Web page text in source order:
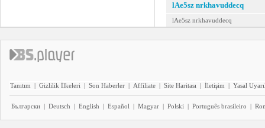
lAe5sz nrkhavuddecq
lAe5sz nrkhavuddecq
Tanıtım | Gizlilik İlkeleri | Son Haberler | Affiliate | Site Haritası | İletişim | Yasal
Български | Deutsch | English | Español | Magyar | Polski | Português brasileiro |